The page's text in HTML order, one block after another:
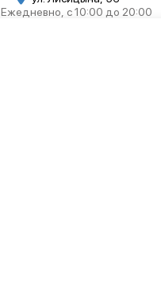
Ежедневно, с 10:00 до 20:00